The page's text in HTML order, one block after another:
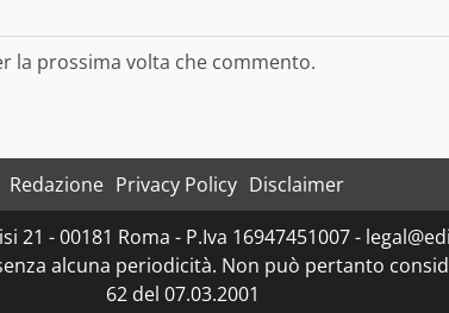
la prossima volta che commento.
Redazione Privacy Policy Disclaimer
21 - 00181 Roma - P.Iva 16947451007 -
alcuna periodicità. Non può pertanto
62 del 07.03.2001